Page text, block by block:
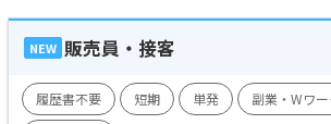
NEW 販売員・接客
履歴書不要 短期 単発
副業・Wワ